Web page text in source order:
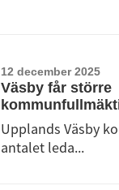
12 december 2025
Väsby får större
Upplands Väsby
antalet leda...